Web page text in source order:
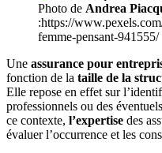
Photo de Andrea
:https://
femme-pensant-941555/
Une assurance pour
fonction de la taille de la
Elle repose en effet sur
professionnels ou des
ce contexte, l’expertise des
évaluer l’occurrence et les